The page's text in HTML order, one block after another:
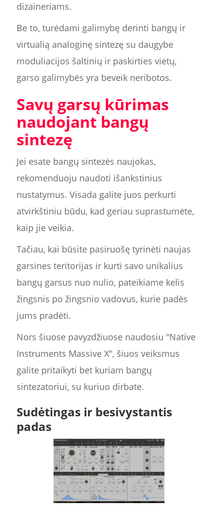
dizaineriams.
Be to, turėdami galimybę derinti bangų ir
virtualią analoginę sintezę su daugybe
moduliacijos šaltinių ir paskirties vietų,
garso galimybės yra beveik neribotos.
Savų garsų kūrimas
naudojant bangų
sintezę
Jei esate bangų sintezės naujokas,
rekomenduoju naudoti išankstinius
nustatymus. Visada galite juos perkurti
atvirkštiniu būdu, kad geriau suprastumėte,
kaip jie veikia.
Tačiau, kai būsite pasiruošę tyrinėti naujas
garsines teritorijas ir kurti savo unikalius
bangų garsus nuo nulio, pateikiame kelis
žingsnis po žingsnio vadovus, kurie padės
jums pradėti.
Nors šiuose pavyzdžiuose naudosiu "Native
Instruments Massive X", šiuos veiksmus
galite pritaikyti bet kuriam bangų
sintezatoriui, su kuriuo dirbate.
Sudėtingas ir besivystantis
padas